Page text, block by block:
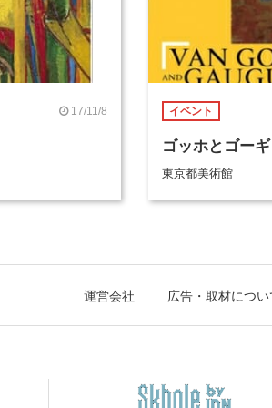
17/11/8 イベント
ゴッホとゴー
東京都美術館
運営会社 広告・取材につい